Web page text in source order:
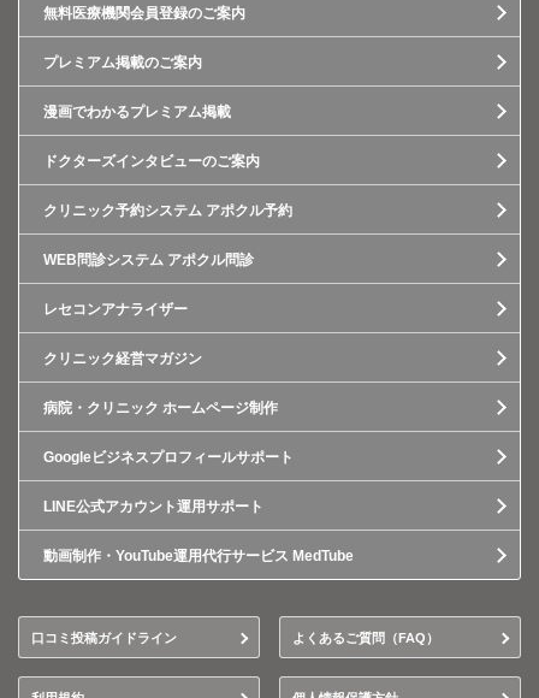
無料医療機関会員登録のご案内
プレミアム掲載のご案内
漫画でわかるプレミアム掲載
ドクターズインタビューのご案内
クリニック予約システム アポクル予約
WEB問診システム アポクル問診
レセコンアナライザー
クリニック経営マガジン
病院・クリニック ホームページ制作
Googleビジネスプロフィールサポート
LINE公式アカウント運用サポート
動画制作・YouTube運用代行サービス MedTube
口コミ投稿ガイドライン よくあるご質問（FAQ）